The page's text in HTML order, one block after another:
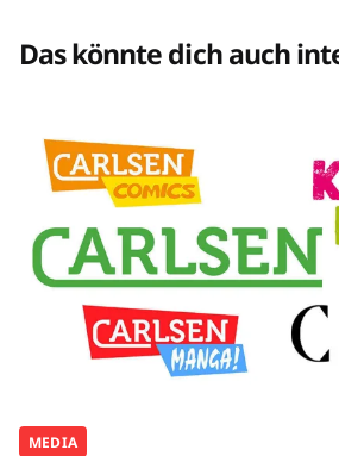
Das könnte dich auch
MEDIA